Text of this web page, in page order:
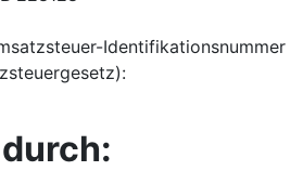
Identifikationsnummer